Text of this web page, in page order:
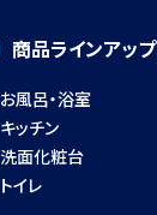
商品ラインアップ
お風呂・浴室
キッチン
洗面化粧台
トイレ